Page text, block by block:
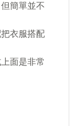
簡單並不
衣服搭配
面是非常